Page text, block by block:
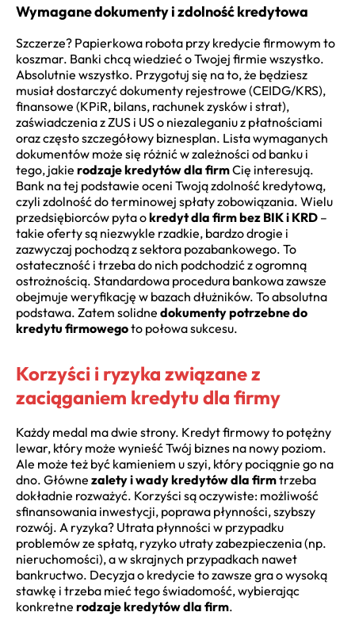
Wymagane dokumenty i zdolność kredytowa
Szczerze? Papierkowa robota przy kredycie firmowym to
koszmar. Banki chcą wiedzieć o Twojej firmie wszystko.
Absolutnie wszystko. Przygotuj się na to, że będziesz
musiał dostarczyć dokumenty rejestrowe (CEIDG/KRS),
finansowe (KPiR, bilans, rachunek zysków i strat),
zaświadczenia z ZUS i US o niezaleganiu z płatnościami
oraz często szczegółowy biznesplan. Lista wymaganych
dokumentów może się różnić w zależności od banku i
tego, jakie rodzaje kredytów dla firmCię interesują.
Bank na tej podstawie oceni Twoją zdolność kredytową,
czyli zdolność do terminowej spłaty zobowiązania. Wielu
przedsiębiorców pyta okredyt dla firm bez BIK i KRD –
takie oferty są niezwykle rzadkie, bardzo drogie i
zazwyczaj pochodzą z sektora pozabankowego. To
ostateczność i trzeba do nich podchodzić z ogromną
ostrożnością. Standardowa procedura bankowa zawsze
obejmuje weryfikację w bazach dłużników. To absolutna
podstawa. Zatem solidne dokumenty potrzebne do
kredytu firmowegoto połowa sukcesu.
Korzyści i ryzyka związane z
zaciąganiem kredytu dla firmy
Każdy medal ma dwie strony. Kredyt firmowy to potężny
lewar, który może wynieść Twój biznes na nowy poziom.
Ale może też być kamieniem u szyi, który pociągnie go na
dno. Główne zalety i wady kredytów dla firmtrzeba
dokładnie rozważyć. Korzyści są oczywiste: możliwość
sfinansowania inwestycji, poprawa płynności, szybszy
rozwój. A ryzyka? Utrata płynności w przypadku
problemów ze spłatą, ryzyko utraty zabezpieczenia (np.
nieruchomości), a w skrajnych przypadkach nawet
bankructwo. Decyzja o kredycie to zawsze gra o wysoką
stawkę i trzeba mieć tego świadomość, wybierając
konkretne rodzaje kredytów dla firm.